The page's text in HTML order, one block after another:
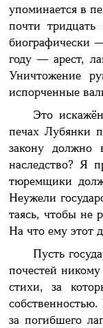
упоминается в
почти
биографически
году — арест,
Уничтожение
испорченные
Это
печах Лубянки
закону должно
наследство? Я
тюремщики
Неужели
таясь, чтобы не
На что ему этот
Пусть
почестей
стихи, за
за погибшего